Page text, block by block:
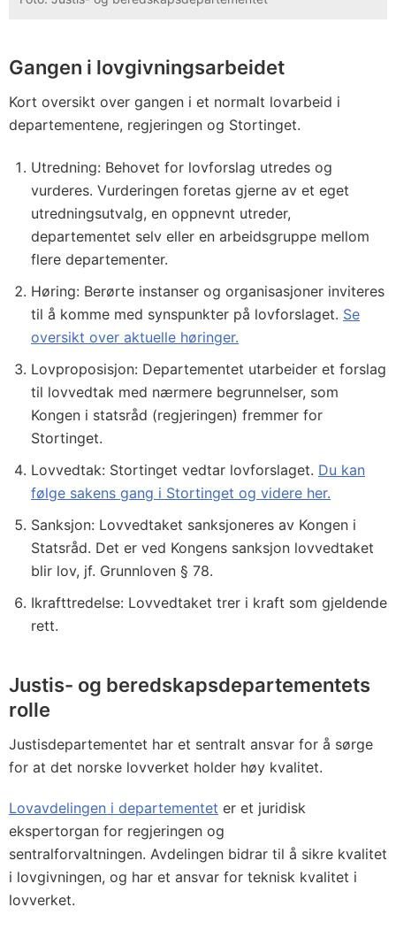
Gangen i lovgivningsarbeidet
Kort oversikt over gangen i et normalt lovarbeid i
departementene, regjeringen og Stortinget.
Utredning: Behovet for lovforslag utredes og
vurderes. Vurderingen foretas gjerne av et eget
utredningsutvalg, en oppnevnt utreder,
departementet selv eller en arbeidsgruppe mellom
flere departementer.
Høring: Berørte instanser og organisasjoner inviteres
til å komme med synspunkter på lovforslaget. Se
oversikt over aktuelle høringer.
Lovproposisjon: Departementet utarbeider et forslag
til lovvedtak med nærmere begrunnelser, som
Kongen i statsråd (regjeringen) fremmer for
Stortinget.
Lovvedtak: Stortinget vedtar lovforslaget. Du kan
følge sakens gang i Stortinget og videre her.
Sanksjon: Lovvedtaket sanksjoneres av Kongen i
Statsråd. Det er ved Kongens sanksjon lovvedtaket
blir lov, jf. Grunnloven § 78.
Ikrafttredelse: Lovvedtaket trer i kraft som gjeldende
rett.
Justis- og beredskapsdepartementets
rolle
Justisdepartementet har et sentralt ansvar for å sørge
for at det norske lovverket holder høy kvalitet.
Lovavdelingen i departementet er et juridisk
ekspertorgan for regjeringen og
sentralforvaltningen. Avdelingen bidrar til å sikre kvalitet
i lovgivningen, og har et ansvar for teknisk kvalitet i
lovverket.